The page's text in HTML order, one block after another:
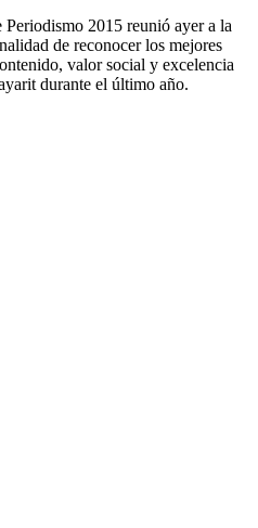
2015 reunió ayer a la
de reconocer los mejores
valor social y excelencia
durante el último año.